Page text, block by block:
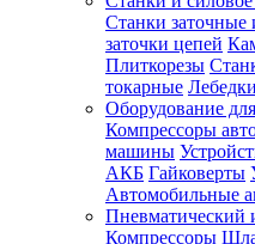
Станки
заточки цепей
Плиткорезы
токарные
Оборудование
Компрессоры
машины
АКБ Гайковерты
Автомобильные
Пневматический
Компрессоры